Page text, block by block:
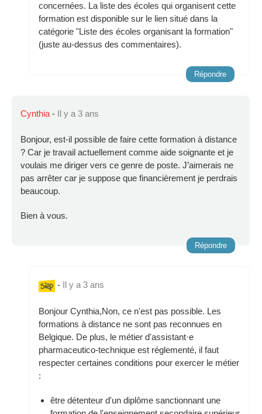
concernées. La liste des écoles qui organisent cette
formation est disponible sur le lien situé dans la
catégorie "Liste des écoles organisant la formation"
(juste au-dessus des commentaires).
Répondre
Cynthia - Il y a 3 ans
Bonjour, est-il possible de faire cette formation à distance
? Car je travail actuellement comme aide soignante et je
voulais me diriger vers ce genre de poste. J’aimerais ne
pas arrêter car je suppose que financièrement je perdrais
beaucoup.
Bien à vous.
Répondre
- Il y a 3 ans
Bonjour Cynthia,Non, ce n'est pas possible. Les
formations à distance ne sont pas reconnues en
Belgique. De plus, le métier d'assistant·e
pharmaceutico-technique est réglementé, il faut
respecter certaines conditions pour exercer le métier
:
être détenteur d'un diplôme sanctionnant une